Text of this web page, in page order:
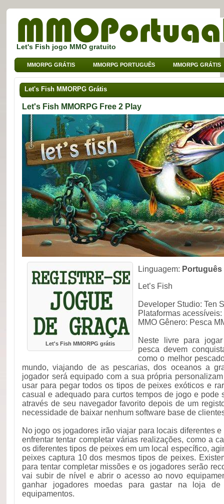
Let's Fish jogo MMO gratuito
MMORPG GRÁTIS MMORPG PORTUGUÊS MMORPG GRÁTIS
MMO DE BROWSER MMO PARA CRIANÇAS MMO DE SPORT
Let's Fish MMORPG Grátis
Let's Fish MMORPG Free 2 Play
Let's Fish MMORPG grátis
Linguagem: Português
Let’s Fish
Developer Studio: Ten
Plataformas
MMO Gênero: Pesca
Neste livre para
pesca devem
como o melhor
mundo, viajando de as pescarias, dos oceanos a
jogador será equipado com a sua própria
usar para pegar todos os tipos de peixes exóticos e
casual e adequado para curtos tempos de jogo e pode
através de seu navegador favorito depois de um
necessidade de baixar nenhum software base de
No jogo os jogadores irão viajar para locais diferentes
enfrentar tentar completar várias realizações, como a
os diferentes tipos de peixes em um local específico,
peixes captura 10 dos mesmos tipos de peixes.
para tentar completar missões e os jogadores serão
vai subir de nível e abrir o acesso ao novo
ganhar jogadores moedas para gastar na loja
equipamentos.